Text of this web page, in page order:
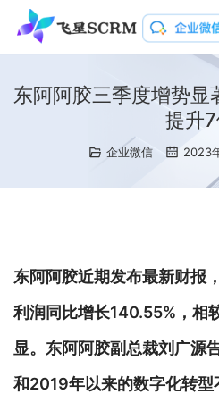
东阿阿胶三季度增势显
提升
企业微信 2023
东阿阿胶近期发布最新财报
利润同比增长140.55%，相
显。东阿阿胶副总裁刘广源
和2019年以来的数字化转型